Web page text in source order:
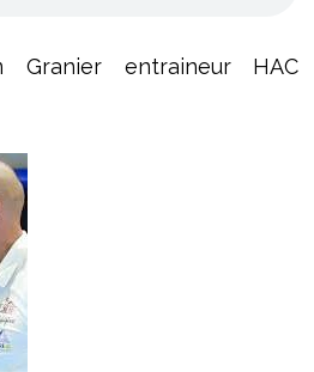
Granier entraineur HAC